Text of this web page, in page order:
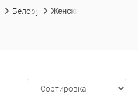
Белорусская женская одежда
Женские костюмы